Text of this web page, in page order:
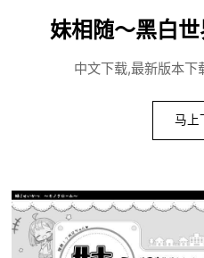
妹相随～黑白
中文下载,最新版本下
马上